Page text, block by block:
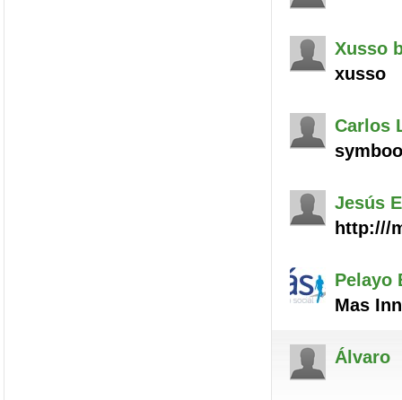
Xusso
xusso
Carlos
Jesús
http:///
Pelayo
Mas
Álvaro